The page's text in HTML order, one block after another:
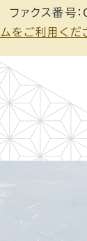
ァクス番
をご利用くだ